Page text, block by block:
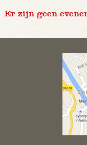
Er zijn geen